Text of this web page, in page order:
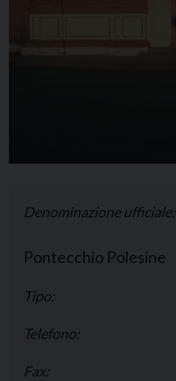
Denominazione ufficiale:
Pontecchio Polesine
Tipo:
Telefono:
Fax: